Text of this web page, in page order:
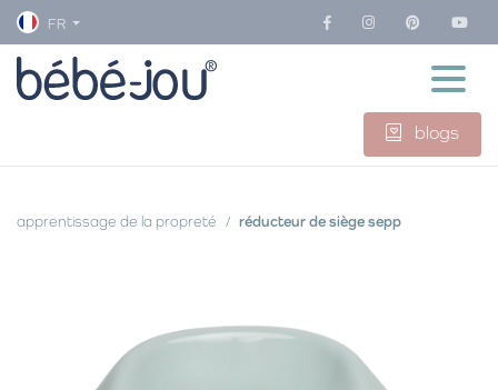
FR
blogs
apprentissage de la propreté réducteur de siège sepp